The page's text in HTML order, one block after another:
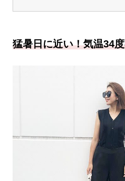
猛暑日に近い！気温34